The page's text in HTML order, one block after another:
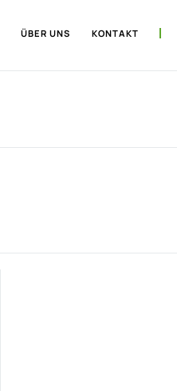
ÜBER UNS KONTAKT